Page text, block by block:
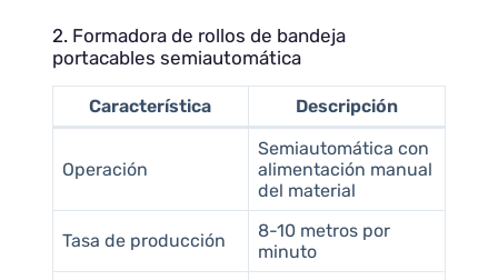
2. Formadora de rollos de bandeja
portacables semiautomática
Característica Descripción
Operación
Semiautomática con
alimentación manual
del material
Tasa de producción
8-10 metros por
minuto